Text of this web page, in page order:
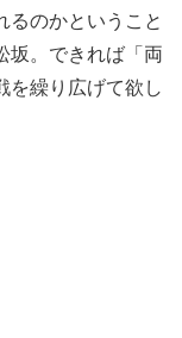
るのかということ
坂。できれば「両
を繰り広げて欲し